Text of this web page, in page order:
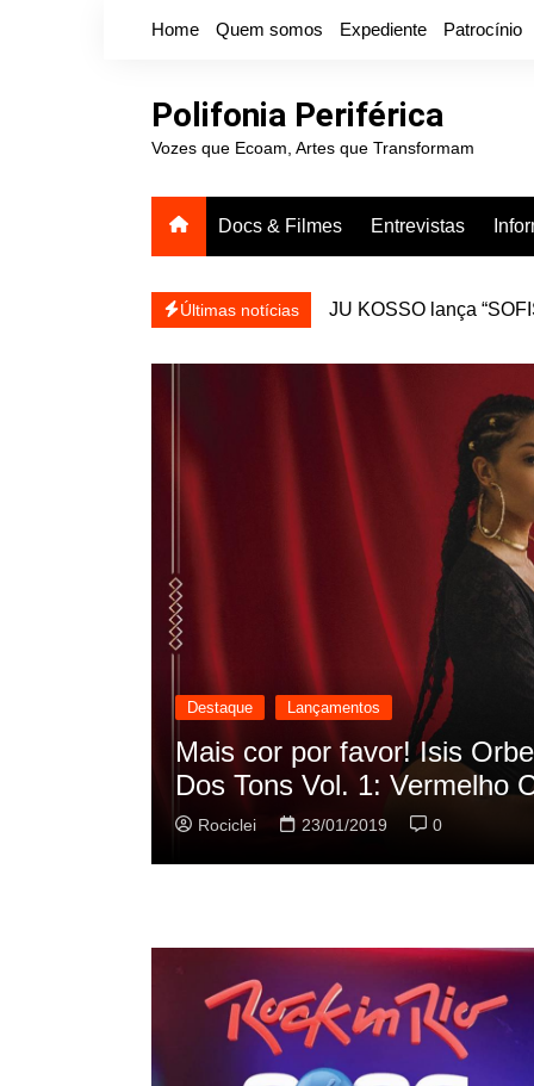
Home Quem somos Expediente Patrocínio
Polifonia Periférica
Vozes que Ecoam, Artes que Transformam
Docs & Filmes Entrevistas
Últimas notícias
JU KOSSO lança
Projota relança a
Destaque Lançamentos
Rashid vai buscar nos HQs
sua nova música
Rociclei 22/01/2019 0